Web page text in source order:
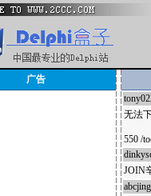
广告
无法
550 /
JOIN